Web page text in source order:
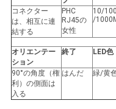
地
図
PRIVACY
コネクター
は、相互に連
結する
PHC
RJ45の
女性
10/100
/
オリエンテー
ション
終了 LED色
90°の角度（権
利）の側面は
入る
はんだ 緑/黄